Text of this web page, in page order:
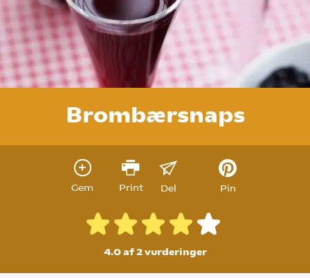
Brombærsnaps
Gem Print Del Pin
4.0 af 2vurderinger